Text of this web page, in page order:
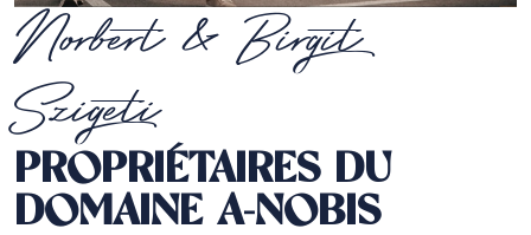
Norbert & Birgit
Szigeti
PROPRIÉTAIRES DU
DOMAINE A-NOBIS